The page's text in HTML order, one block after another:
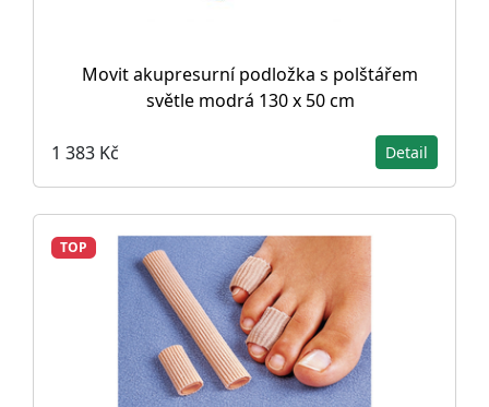
Movit akupresurní podložka s polštářem
světle modrá 130 x 50 cm
1 383 Kč Detail
TOP